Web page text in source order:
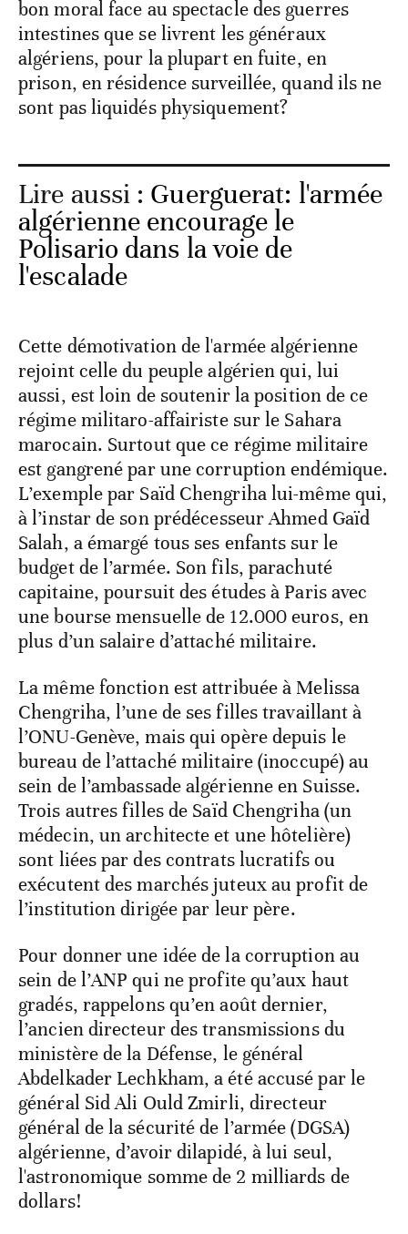
bon moral face au spectacle des guerres
intestines que se livrent les généraux
algériens, pour la plupart en fuite, en
prison, en résidence surveillée, quand ils ne
sont pas liquidés physiquement?
Lire aussi : Guerguerat: l'armée
algérienne encourage le
Polisario dans la voie de
l'escalade
Cette démotivation de l'armée algérienne
rejoint celle du peuple algérien qui, lui
aussi, est loin de soutenir la position de ce
régime militaro-affairiste sur le Sahara
marocain. Surtout que ce régime militaire
est gangrené par une corruption endémique.
L’exemple par Saïd Chengriha lui-même qui,
à l’instar de son prédécesseur Ahmed Gaïd
Salah, a émargé tous ses enfants sur le
budget de l’armée. Son fils, parachuté
capitaine, poursuit des études à Paris avec
une bourse mensuelle de 12.000 euros, en
plus d’un salaire d’attaché militaire.
La même fonction est attribuée à Melissa
Chengriha, l’une de ses filles travaillant à
l’ONU-Genève, mais qui opère depuis le
bureau de l’attaché militaire (inoccupé) au
sein de l’ambassade algérienne en Suisse.
Trois autres filles de Saïd Chengriha (un
médecin, un architecte et une hôtelière)
sont liées par des contrats lucratifs ou
exécutent des marchés juteux au profit de
l’institution dirigée par leur père.
Pour donner une idée de la corruption au
sein de l’ANP qui ne profite qu’aux haut
gradés, rappelons qu’en août dernier,
l’ancien directeur des transmissions du
ministère de la Défense, le général
Abdelkader Lechkham, a été accusé par le
général Sid Ali Ould Zmirli, directeur
général de la sécurité de l’armée (DGSA)
algérienne, d’avoir dilapidé, à lui seul,
l'astronomique somme de 2 milliards de
dollars!